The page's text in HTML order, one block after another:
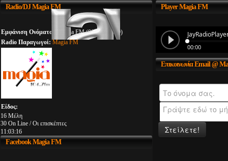
Radio/DJMagia FM
Εμφάνιση Ονόματος:
Magia FM (00:00 - 23:59)
Radio Παραγωγοί: Magia FM
Είδος:
16 Μέλη
30 On Line / Οι επισκέπτες
11:03:17
FacebookMagia FM
PlayerMagia FM
ΕπικοινωνίαEmail @
Στείλετε!